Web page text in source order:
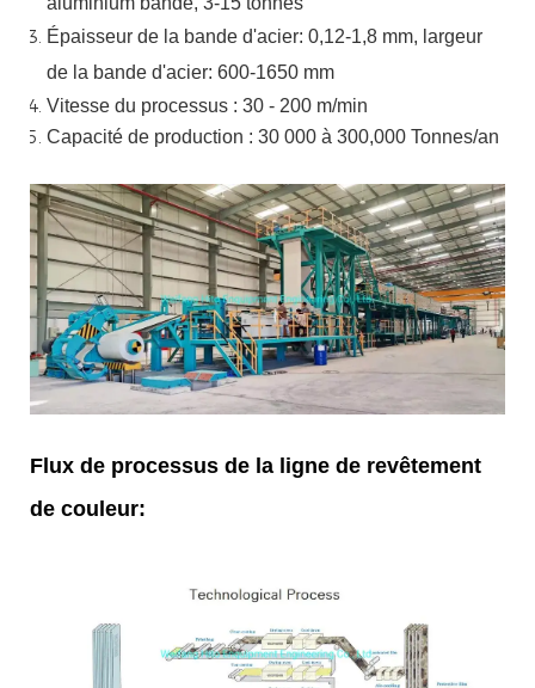
Épaisseur de la bande d'acier: 0,12-1,8 mm, largeur
de la bande d'acier: 600-1650 mm
Vitesse du processus : 30 - 200 m/min
Capacité de production : 30 000 à 300,000 Tonnes/an
Flux de processus de la ligne de revêtement
de couleur: